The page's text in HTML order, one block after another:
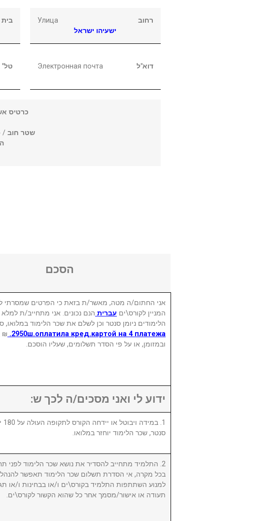
בית
Улица
רחוב
ישעיהו ישראל
טל' Электронная почта דוא"ל
כרטיס
/ שטר חוב
הסכם
אני החתום/ה מטה, מאשר/ת בזאת כי הפרטים שמסרתי
המניין לקורס\ים עברית הנם נכונים. אני מתחייב/ת
הלימודים ניומן סנטר וכן לשלם את שכר הלימוד במלואו,
2950ш.оплатила кред.картой на 4 платежа.
₪
ובמזומן, או על פי הסדר תשלומים, שעליו הוסכם.
ידוע לי ואני מסכים/ה לכך ש:
סנטר, שכר הלימוד יוחזר במלואו.
2. התלמיד מתחייב להסדיר את נושא שכר הלימוד לפני
בכל מקרה, אי הסדרת תשלום שכר הלימוד תאפשר
למנוע השתתפות התלמיד בקורס\ים ו/או בבחינות ו/או
תעודה או אישור/מסמך אחר כל שהוא הקשור לקורס\ים.